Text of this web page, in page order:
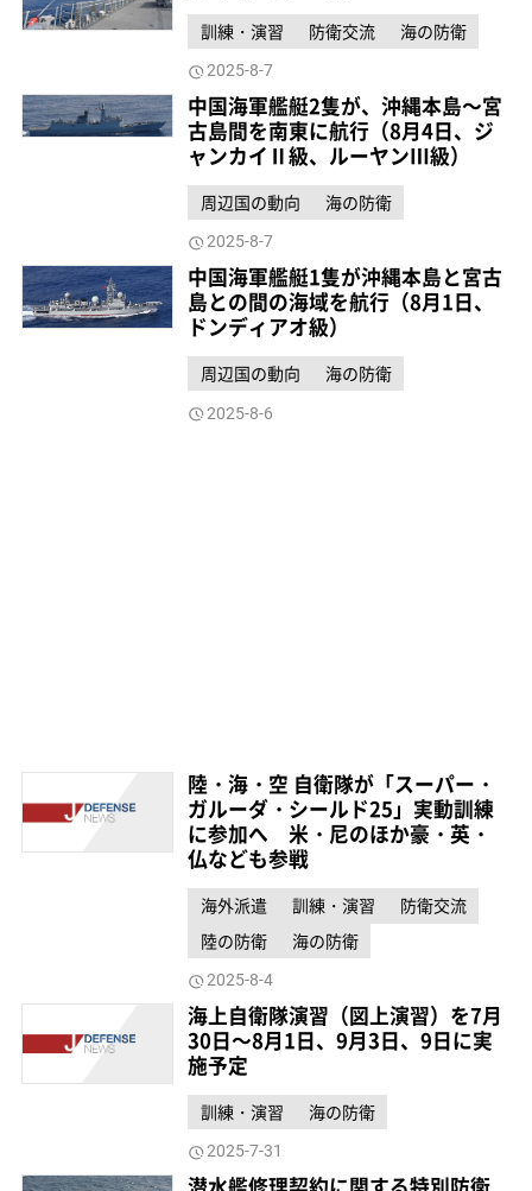
訓練・演習 防衛交流 海の防衛
2025-8-7
中国海軍艦艇2隻が、沖縄本島～宮
古島間を南東に航行（8月4日、ジ
ャンカイⅡ級、ルーヤンⅢ級）
周辺国の動向 海の防衛
2025-8-7
中国海軍艦艇1隻が沖縄本島と宮古
島との間の海域を航行（8月1日、
ドンディアオ級）
周辺国の動向 海の防衛
2025-8-6
陸・海・空 自衛隊が「スーパー・
ガルーダ・シールド25」実動訓練
に参加へ 米・尼のほか豪・英・
仏なども参戦
海外派遣 訓練・演習
防衛交流
陸の防衛
海の防衛
2025-8-4
海上自衛隊演習（図上演習）を7月
30日～8月1日、9月3日、9日に実
施予定
訓練・演習 海の防衛
2025-7-31